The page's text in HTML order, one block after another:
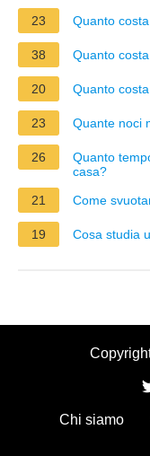
23 Quanto
38 Quanto
20 Quanto
23 Quante noci
26
Quanto
casa?
21
Come
19 Cosa studia
Chi siamo